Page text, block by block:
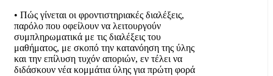
• Πώς γίνεται οι φροντιστηριακές διαλέξεις,
παρόλο που οφείλουν να λειτουργούν
συμπληρωματικά με τις διαλέξεις του
μαθήματος, με σκοπό την κατανόηση της ύλης
και την επίλυση τυχόν αποριών, εν τέλει να
διδάσκουν νέα κομμάτια ύλης για πρώτη φορά